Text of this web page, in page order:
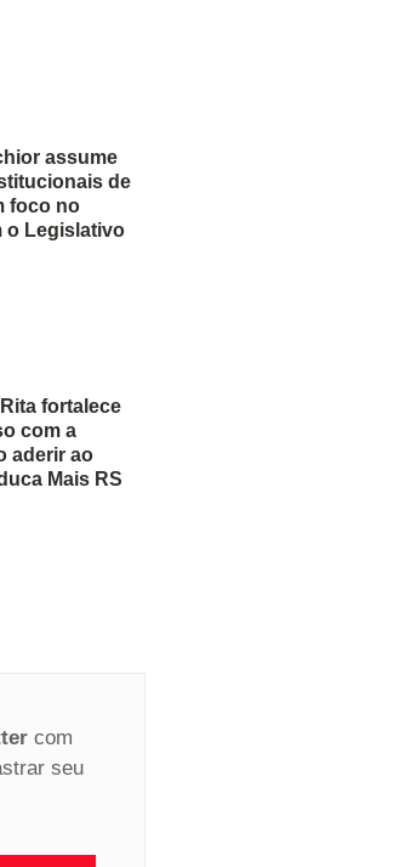
assume
de
foco no
o Legislativo
fortalece
com a
aderir ao
Mais RS
com
seu